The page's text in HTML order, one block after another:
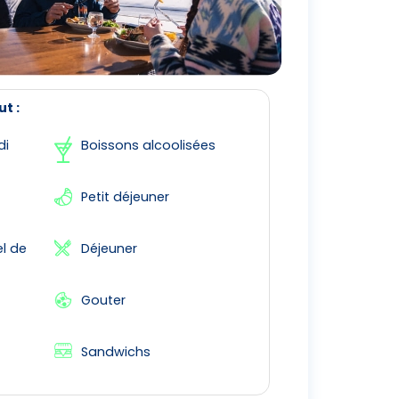
:
de
Boissons alcoolisées
Petit déjeuner
Déjeuner
Gouter
Sandwichs